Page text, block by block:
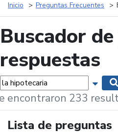
Inicio Preguntas Frecuentes
Buscador
respuestas
encontraron 233
Lista de preguntas